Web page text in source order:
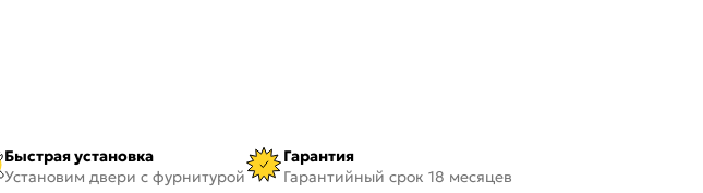
Быстрая установка
Установим двери с фурнитурой
Гарантия
Гарантийный срок 18 месяцев